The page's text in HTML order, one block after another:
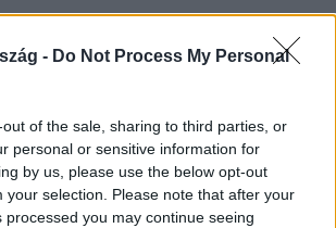
- Do Not Process My Personal
of the sale, sharing to third parties, or
personal or sensitive information for
by us, please use the below opt-out
your selection. Please note that after your
processed you may continue seeing